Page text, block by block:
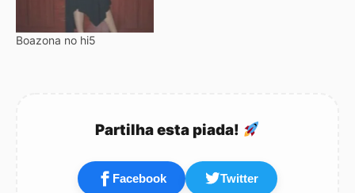
aqui mesmo ao fim…
Boazona no hi5
Partilha esta piada!
Facebook Twitter